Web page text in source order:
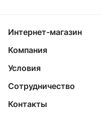
Интернет-магазин
Компания
Условия
Сотрудничество
Контакты